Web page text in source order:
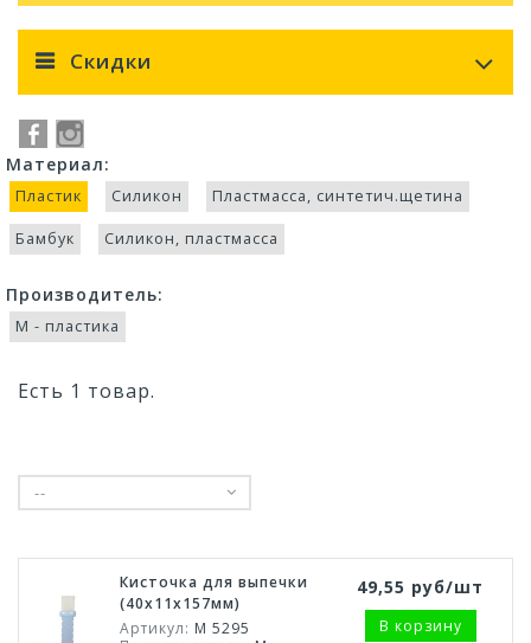
Скидки
Материал:
Пластик Силикон Пластмасса, синтетич.щетина
Бамбук Силикон, пластмасса
Производитель:
М - пластика
Есть 1 товар.
--
Кисточка для выпечки
(40x11x157мм)
Артикул: М 5295
49,55 руб/шт
В корзину